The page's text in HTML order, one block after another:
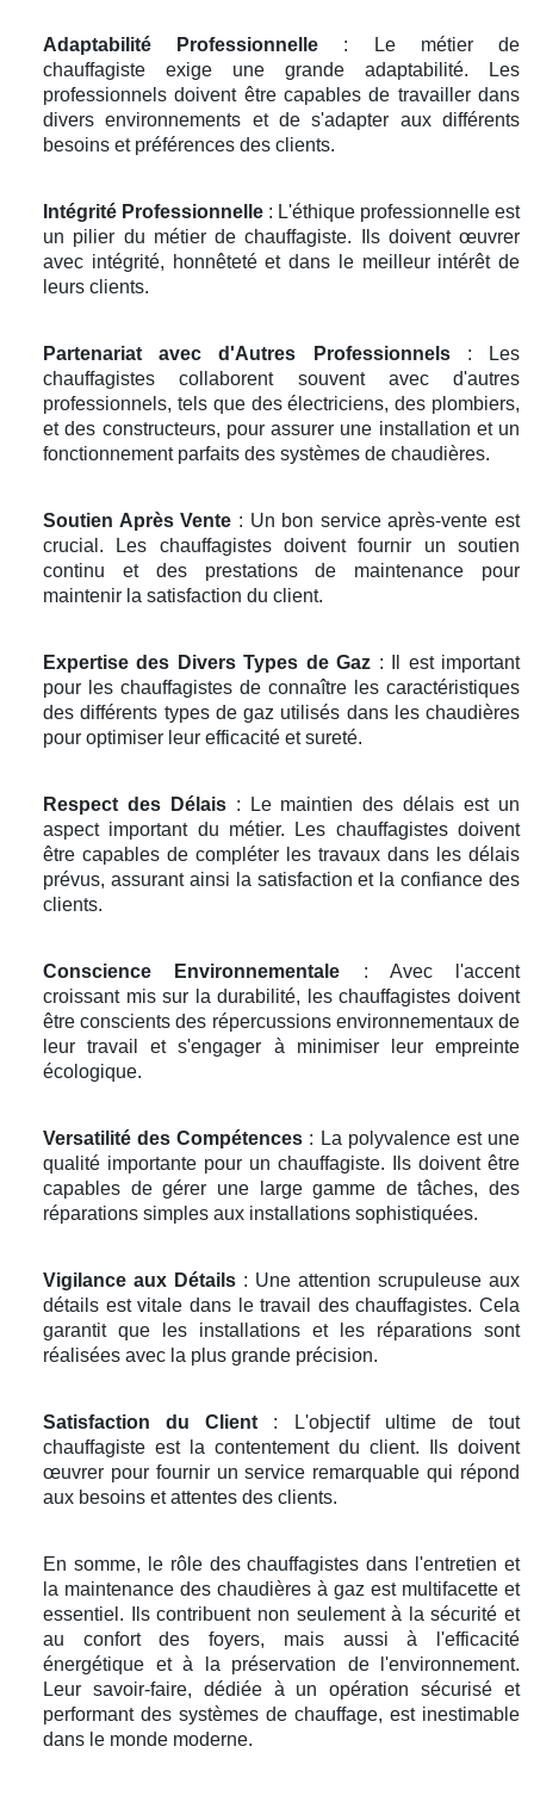
Adaptabilité Professionnelle : Le métier de
chauffagiste exige une grande adaptabilité. Les
professionnels doivent être capables de travailler dans
divers environnements et de s'adapter aux différents
besoins et préférences des clients.
Intégrité Professionnelle : L'éthique professionnelle est
un pilier du métier de chauffagiste. Ils doivent œuvrer
avec intégrité, honnêteté et dans le meilleur intérêt de
leurs clients.
Partenariat avec d'Autres Professionnels: Les
chauffagistes collaborent souvent avec d'autres
professionnels, tels que des électriciens, des plombiers,
et des constructeurs, pour assurer une installation et un
fonctionnement parfaits des systèmes de chaudières.
Soutien Après Vente : Un bon service après-vente est
crucial. Les chauffagistes doivent fournir un soutien
continu et des prestations de maintenance pour
maintenir la satisfaction du client.
Expertise des Divers Types de Gaz : Il est important
pour les chauffagistes de connaître les caractéristiques
des différents types de gaz utilisés dans les chaudières
pour optimiser leur efficacité et sureté.
Respect des Délais: Le maintien des délais est un
aspect important du métier. Les chauffagistes doivent
être capables de compléter les travaux dans les délais
prévus, assurant ainsi la satisfaction et la confiance des
clients.
Conscience Environnementale : Avec l'accent
croissant mis sur la durabilité, les chauffagistes doivent
être conscients des répercussions environnementaux de
leur travail et s'engager à minimiser leur empreinte
écologique.
Versatilité des Compétences : La polyvalence est une
qualité importante pour un chauffagiste. Ils doivent être
capables de gérer une large gamme de tâches, des
réparations simples aux installations sophistiquées.
Vigilance aux Détails : Une attention scrupuleuse aux
détails est vitale dans le travail des chauffagistes. Cela
garantit que les installations et les réparations sont
réalisées avec la plus grande précision.
Satisfaction du Client: L'objectif ultime de tout
chauffagiste est la contentement du client. Ils doivent
œuvrer pour fournir un service remarquable qui répond
aux besoins et attentes des clients.
En somme, le rôle des chauffagistes dans l'entretien et
la maintenance des chaudières à gaz est multifacette et
essentiel. Ils contribuent non seulement à la sécurité et
au confort des foyers, mais aussi à l'efficacité
énergétique et à la préservation de l'environnement.
Leur savoir-faire, dédiée à un opération sécurisé et
performant des systèmes de chauffage, est inestimable
dans le monde moderne.